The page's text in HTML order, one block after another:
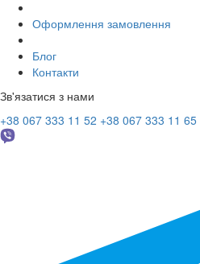
Оформлення замовлення
Блог
Контакти
Зв'язатися з нами
+38 067 333 11 52 +38 067 333 11 65